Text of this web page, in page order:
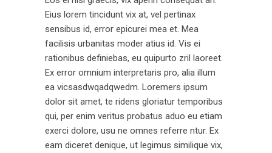
Eius lorem tincidunt vix at, vel pertinax
sensibus id, error epicurei mea et. Mea
facilisis urbanitas moder atius id. Vis ei
rationibus definiebas, eu quipurto zril laoreet.
Ex error omnium interpretaris pro, alia illum
ea vicsasdwqadqwedm. Loremers ipsum
dolor sit amet, te ridens gloriatur temporibus
qui, per enim veritus probatus aduo eu etiam
exerci dolore, usu ne omnes referre ntur. Ex
eam diceret denique, ut legimus similique vix,